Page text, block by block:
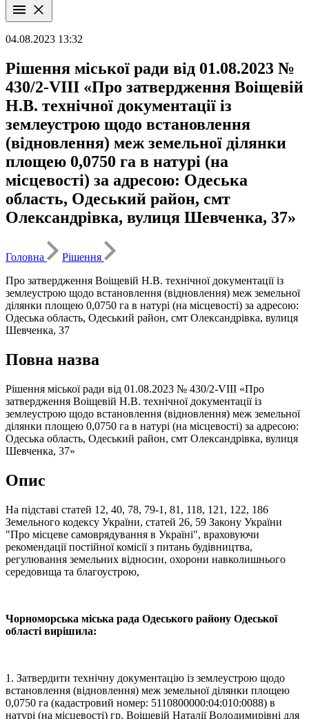
04.08.2023 13:32
Рішення міської ради від 01.08.2023 №
430/2-VIII «Про затвердження Воіщевій
Н.В. технічної документації із
землеустрою щодо встановлення
(відновлення) меж земельної ділянки
площею 0,0750 га в натурі (на
місцевості) за адресою: Одеська
область, Одеський район, смт
Олександрівка, вулиця Шевченка, 37»
Головна
Рішення
Про затвердження Воіщевій Н.В. технічної документації із
землеустрою щодо встановлення (відновлення) меж земельної
ділянки площею 0,0750 га в натурі (на місцевості) за адресою:
Одеська область, Одеський район, смт Олександрівка, вулиця
Шевченка, 37
Повна назва
Рішення міської ради від 01.08.2023 № 430/2-VIII «Про
затвердження Воіщевій Н.В. технічної документації із
землеустрою щодо встановлення (відновлення) меж земельної
ділянки площею 0,0750 га в натурі (на місцевості) за адресою:
Одеська область, Одеський район, смт Олександрівка, вулиця
Шевченка, 37»
Опис
На підставі статей 12, 40, 78, 79-1, 81, 118, 121, 122, 186
Земельного кодексу України, статей 26, 59 Закону України
"Про місцеве самоврядування в Україні", враховуючи
рекомендації постійної комісії з питань будівництва,
регулювання земельних відносин, охорони навколишнього
середовища та благоустрою,
Чорноморська міська рада Одеського району Одеської
області вирішила:
1. Затвердити технічну документацію із землеустрою щодо
встановлення (відновлення) меж земельної ділянки площею
0,0750 га (кадастровий номер: 5110800000:04:010:0088) в
натурі (на місцевості) гр. Воіщевій Наталії Володимирівні для